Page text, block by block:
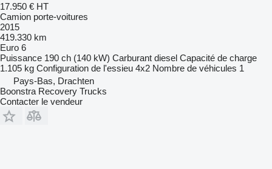
17.950 € HT
Camion porte-voitures
2015
419.330 km
Euro 6
Puissance 190 ch (140 kW) Carburant diesel Capacité de charge
1.105 kg Configuration de l'essieu 4x2 Nombre de véhicules 1
Pays-Bas, Drachten
Boonstra Recovery Trucks
Contacter le vendeur